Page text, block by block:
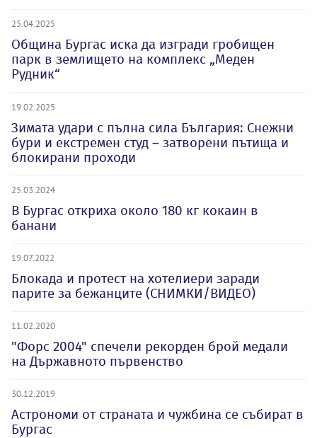
25.04.2025
Община Бургас иска да изгради гробищен
парк в землището на комплекс „Меден
Рудник“
19.02.2025
Зимата удари с пълна сила България: Снежни
бури и екстремен студ – затворени пътища и
блокирани проходи
25.03.2024
В Бургас откриха около 180 кг кокаин в
банани
19.07.2022
Блокада и протест на хотелиери заради
парите за бежанците (СНИМКИ/ВИДЕО)
11.02.2020
"Форс 2004" спечели рекорден брой медали
на Държавното първенство
30.12.2019
Астрономи от страната и чужбина се събират в
Бургас